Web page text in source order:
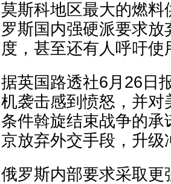
莫斯科地区最大的燃
罗斯国内强硬派要求
度，甚至还有人呼吁使
据英国路透社6月26日
机袭击感到愤怒，并
条件斡旋结束战争的
京放弃外交手段，升级
俄罗斯内部要求采取